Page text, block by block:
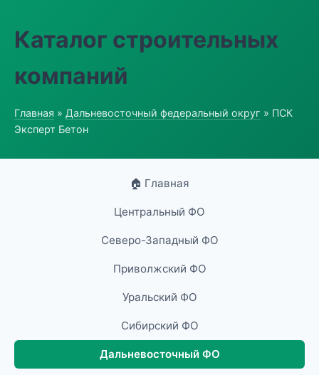
Каталог строительных
компаний
Главная » Дальневосточный федеральный округ » ПСК
Эксперт Бетон
🏠 Главная
Центральный ФО
Северо-Западный ФО
Приволжский ФО
Уральский ФО
Сибирский ФО
Дальневосточный ФО